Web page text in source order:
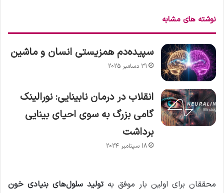
نوشته های مشابه
سپیده‌دم همزیستی انسان و ماشین
31 دسامبر 2025
انقلاب در درمان نابینایی: نورالینک
گامی بزرگ به سوی احیای بینایی
برداشت
18 سپتامبر 2024
محققان برای اولین‌ بار موفق بهتولید سلول‌های بنیادی خون